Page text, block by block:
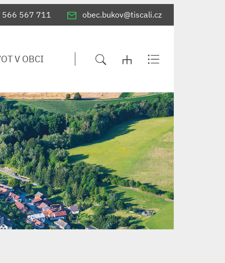
566 567 711 obec.bukov@tiscali.cz
V OBCI